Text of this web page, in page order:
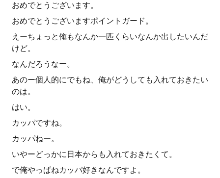
おめでとうございます。
おめでとうございますポイントガード。
えーちょっと俺もなんか一匹くらいなんか出したいんだ
けど。
なんだろうなー。
あのー個人的にでもね、俺がどうしても入れておきたい
のは。
はい。
カッパですね。
カッパねー。
いやーどっかに日本からも入れておきたくて。
で俺やっぱねカッパ好きなんですよ。